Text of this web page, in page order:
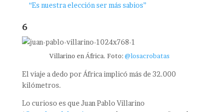
“Es nuestra elección ser más sabios”
6
Villarino en África. Foto:@losacrobatas
El viaje a dedo por África implicó más de 32.000
kilómetros.
Lo curioso es que Juan Pablo Villarino